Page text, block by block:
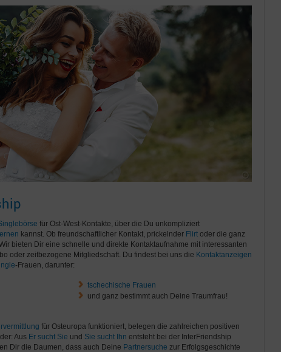
für Ost-West-Kontakte, über die Du unkompliziert
kannst. Ob freundschaftlicher Kontakt, prickelnder Flirt oder die ganz
bieten Dir eine schnelle und direkte Kontaktaufnahme mit interessanten
oder zeitbezogene Mitgliedschaft. Du findest bei uns die Kontaktanzeigen
-Frauen, darunter:
tschechische Frauen
und ganz bestimmt auch Deine Traumfrau!
für Osteuropa funktioniert, belegen die zahlreichen positiven
Aus Er sucht Sie und Sie sucht Ihn entsteht bei der InterFriendship
Dir die Daumen, dass auch Deine Partnersuche zur Erfolgsgeschichte